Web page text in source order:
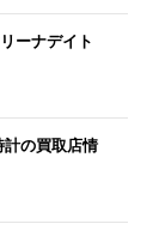
ーナデイト
計の買取店情